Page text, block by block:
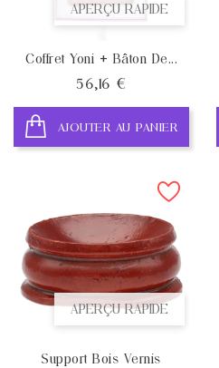
APERÇU RAPIDE
Coffret Yoni + Bâton De...
56,16 €
AJOUTER AU PANIER
APERÇU RAPIDE
Support Bois Vernis